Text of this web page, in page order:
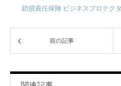
賠償責任保険 ビジネスプロテク
前の記事